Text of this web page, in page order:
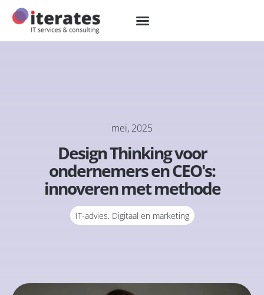
mei, 2025
Design Thinking voor
ondernemers en CEO's:
innoveren met methode
IT-advies, Digitaal en marketing